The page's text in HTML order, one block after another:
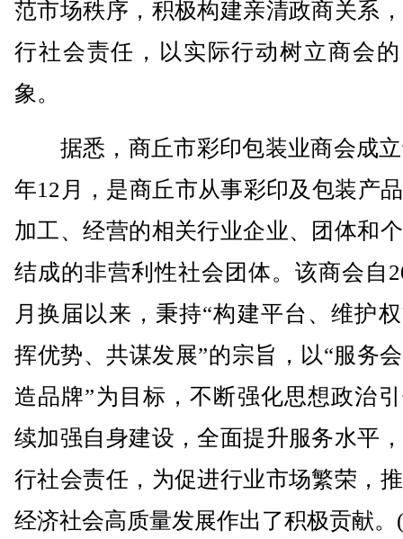
范市场秩序，积极构建亲清政商关系
行社会责任，以实际行动树立商会
象。
据悉，商丘市彩印包装业商会成立
年12月，是商丘市从事彩印及包装产
加工、经营的相关行业企业、团体和
结成的非营利性社会团体。该商会自
月换届以来，秉持“构建平台、维护
挥优势、共谋发展”的宗旨，以“服务
造品牌”为目标，不断强化思想政治
续加强自身建设，全面提升服务水平
行社会责任，为促进行业市场繁荣，
经济社会高质量发展作出了积极贡献。